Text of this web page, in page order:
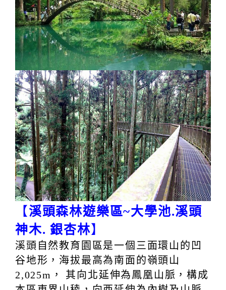
【溪頭森林遊樂區~大學池.溪頭
神木. 銀杏林】
溪頭自然教育園區是一個三面環山的凹
谷地形，海拔最高為南面的嶺頭山
2,025m， 其向北延伸為鳳凰山脈，構成